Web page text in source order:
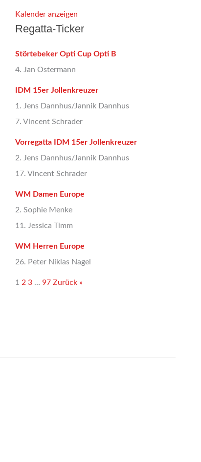
Kalender anzeigen
Regatta-Ticker
Störtebeker Opti Cup Opti B
4. Jan Ostermann
IDM 15er Jollenkreuzer
1. Jens Dannhus/Jannik Dannhus
7. Vincent Schrader
Vorregatta IDM 15er Jollenkreuzer
2. Jens Dannhus/Jannik Dannhus
17. Vincent Schrader
WM Damen Europe
2. Sophie Menke
11. Jessica Timm
WM Herren Europe
26. Peter Niklas Nagel
1 2 3 … 97 Zurück »